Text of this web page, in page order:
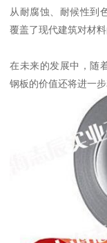
从耐腐蚀、耐候性到
覆盖了现代建筑对材料
在未来的发展中，随
钢板的价值还将进一步